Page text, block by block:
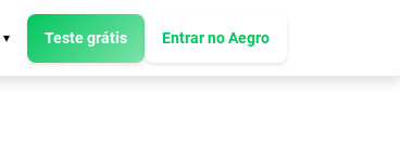
▾ Teste grátis Entrar no Aegro